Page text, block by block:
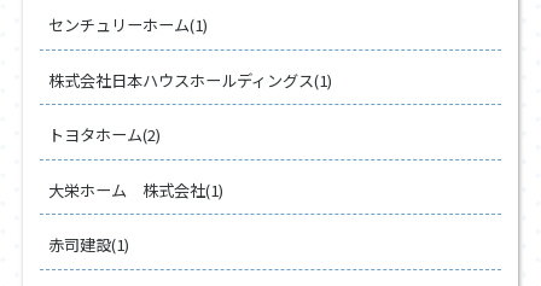
センチュリーホーム(1)
株式会社日本ハウスホールディングス(1)
トヨタホーム(2)
大栄ホーム 株式会社(1)
赤司建設(1)